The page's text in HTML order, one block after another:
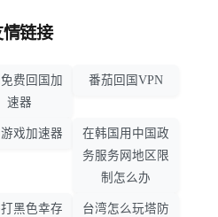
情链接
费回国加
速器
番茄回国VPN
游戏加速器
在韩国用中国政
务服务网地区限
制怎么办
黑色幸存
台湾怎么玩塔防